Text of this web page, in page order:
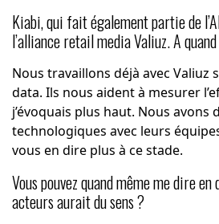
Kiabi, qui fait également partie de
l’alliance retail media Valiuz. A
Nous travaillons déjà avec Valiuz
data. Ils nous aident à mesurer
j’évoquais plus haut. Nous avons
technologiques avec leurs
vous en dire plus à ce stade.
Vous pouvez quand même me dire en
acteurs aurait du sens ?